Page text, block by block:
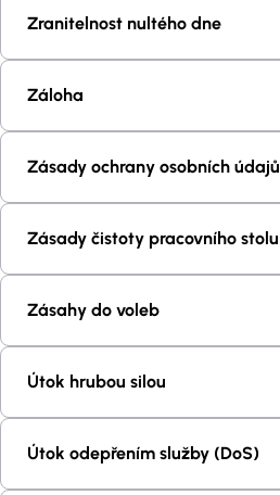
Zranitelnost nultého dne
Záloha
Zásady ochrany osobních údajů
Zásady čistoty pracovního stolu
Zásahy do voleb
Útok hrubou silou
Útok odepřením služby (DoS)